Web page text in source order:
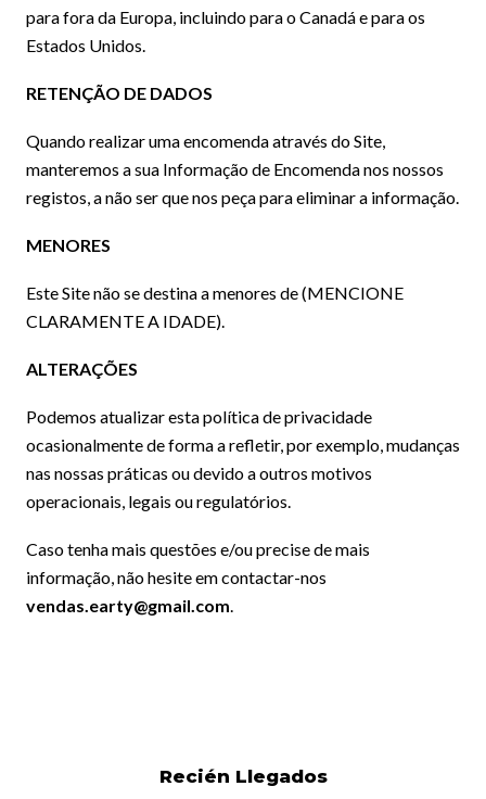
para fora da Europa, incluindo para o Canadá e para os
Estados Unidos.
RETENÇÃO DE DADOS
Quando realizar uma encomenda através do Site,
manteremos a sua Informação de Encomenda nos nossos
registos, a não ser que nos peça para eliminar a informação.
MENORES
Este Site não se destina a menores de (MENCIONE
CLARAMENTE A IDADE).
ALTERAÇÕES
Podemos atualizar esta política de privacidade
ocasionalmente de forma a refletir, por exemplo, mudanças
nas nossas práticas ou devido a outros motivos
operacionais, legais ou regulatórios.
Caso tenha mais questões e/ou precise de mais
informação, não hesite em contactar-nos
vendas.earty@gmail.com.
Recién Llegados